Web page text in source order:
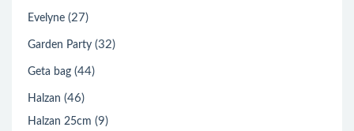
Evelyne (27)
Garden Party (32)
Geta bag (44)
Halzan (46)
Halzan 25cm (9)